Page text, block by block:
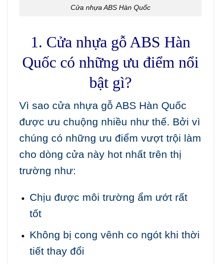
Cửa nhựa ABS Hàn Quốc
1. Cửa nhựa gỗ ABS Hàn
Quốc có những ưu điểm nổi
bật gì?
Vì sao cửa nhựa gỗ ABS Hàn Quốc
được ưu chuộng nhiều như thế. Bởi vì
chúng có những ưu điểm vượt trội làm
cho dòng cửa này hot nhất trên thị
trường như:
Chịu được môi trường ẩm ướt rất
tốt
Không bị cong vênh co ngót khi thời
tiết thay đổi